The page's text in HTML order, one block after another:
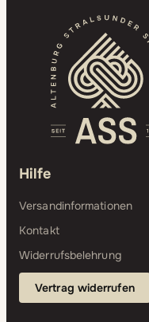
Hilfe
Versandinformationen
Kontakt
Widerrufsbelehrung
Vertrag widerrufen